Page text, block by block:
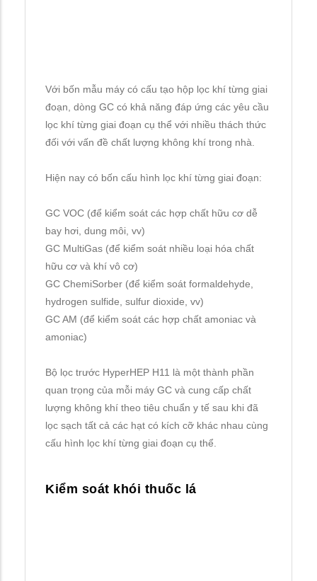
Với bốn mẫu máy có cấu tạo hộp lọc khí từng giai
đoạn, dòng GC có khả năng đáp ứng các yêu cầu
lọc khí từng giai đoạn cụ thể với nhiều thách thức
đối với vấn đề chất lượng không khí trong nhà.
Hiện nay có bốn cấu hình lọc khí từng giai đoạn:
GC VOC (để kiểm soát các hợp chất hữu cơ dễ
bay hơi, dung môi, vv)
GC MultiGas (để kiểm soát nhiều loại hóa chất
hữu cơ và khí vô cơ)
GC ChemiSorber (để kiểm soát formaldehyde,
hydrogen sulfide, sulfur dioxide, vv)
GC AM (để kiểm soát các hợp chất amoniac và
amoniac)
Bộ lọc trước HyperHEP H11 là một thành phần
quan trọng của mỗi máy GC và cung cấp chất
lượng không khí theo tiêu chuẩn y tế sau khi đã
lọc sạch tất cả các hạt có kích cỡ khác nhau cùng
cấu hình lọc khí từng giai đoạn cụ thể.
Kiểm soát khói thuốc lá